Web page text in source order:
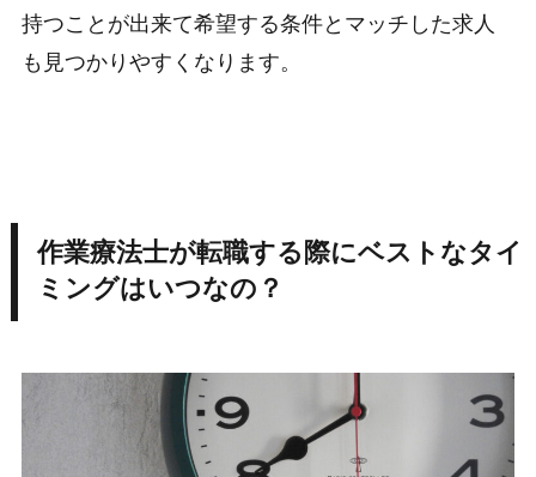
持つことが出来て希望する条件とマッチした求人
も見つかりやすくなります。
作業療法士が転職する際にベストなタイ
ミングはいつなの？